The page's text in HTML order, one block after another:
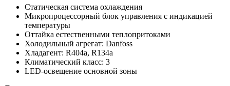
Статическая система охлаждения
Микропроцессорный блок управления с индикацией
температуры
Оттайка естественными теплопритоками
Холодильный агрегат: Danfoss​
Хладагент: R404a, R134a
Климатический класс: 3
LED-освещение основной зоны